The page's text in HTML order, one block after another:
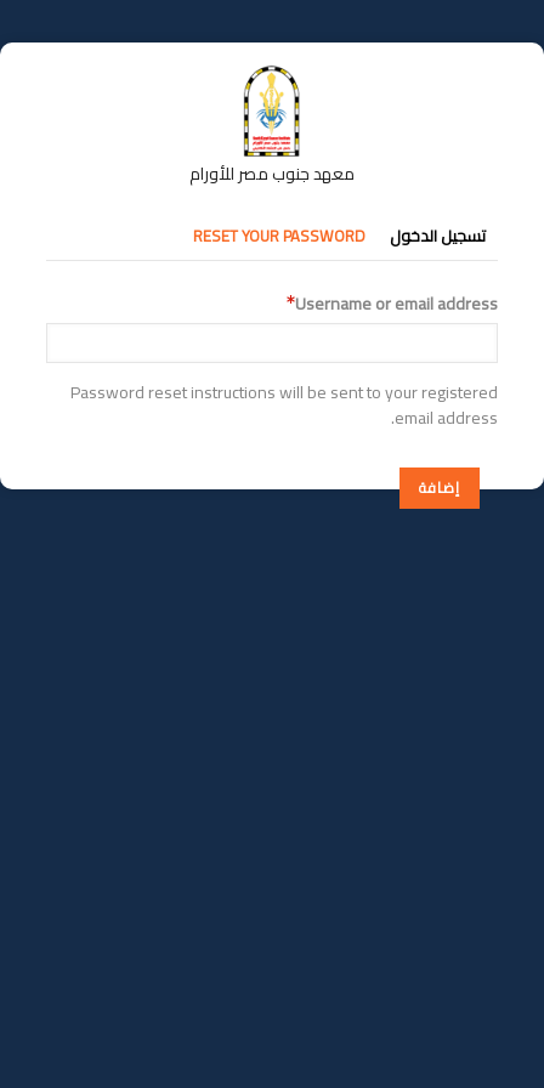
إلى
المحتوى
معهد جنوب مصر للأورام
التبويبات
الأساسية
تسجيل الدخول RESET YOUR PASSWORD
Username or email address
Password reset instructions will be sent to your registered
email address.